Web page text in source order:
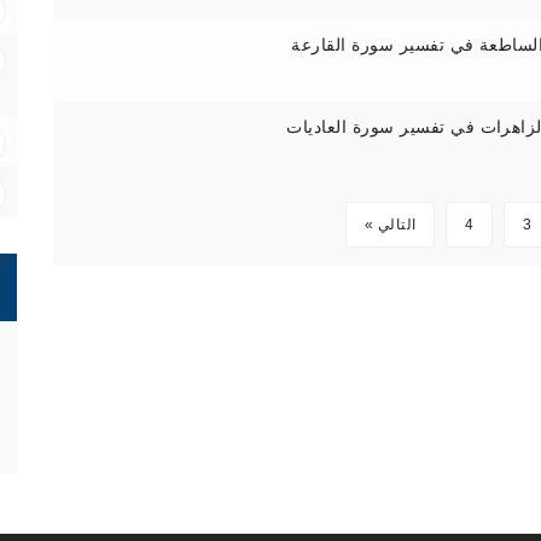
في تفسير سورة القارعة
في تفسير سورة العاديات
3
4 التالي »